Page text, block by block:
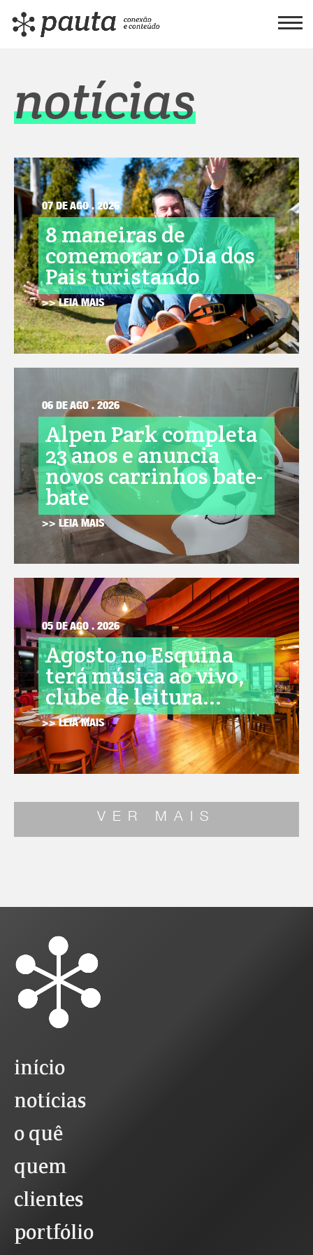
notícias
07 DE AGO . 2026
8 maneiras de
comemorar o Dia dos
Pais turistando
>> LEIA MAIS
06 DE AGO . 2026
Alpen Park completa
23 anos e anuncia
novos carrinhos bate-
bate
>> LEIA MAIS
05 DE AGO . 2026
Agosto no Esquina
terá música ao vivo,
clube de leitura...
>> LEIA MAIS
VER MAIS
início
notícias
o quê
quem
clientes
portfólio